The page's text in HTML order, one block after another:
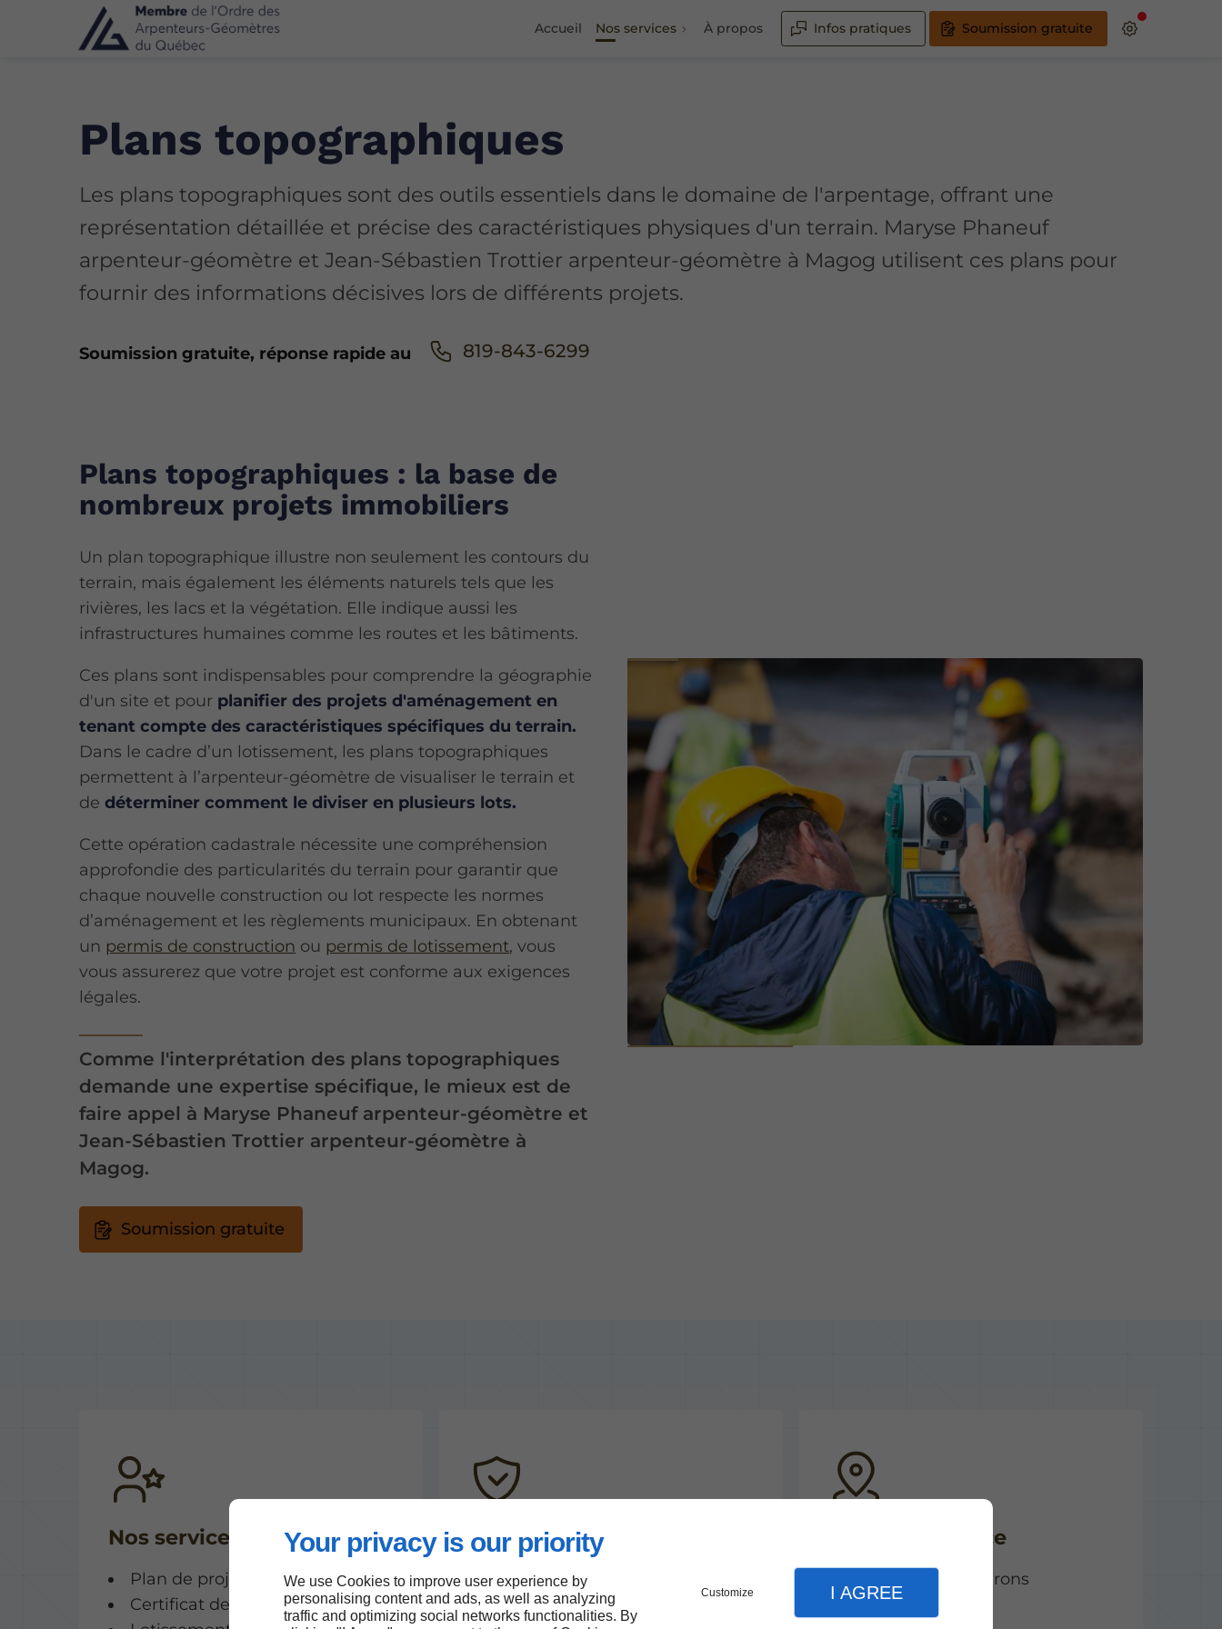
Your privacy is our priority
We use Cookies to improve user experience by
personalising content and ads, as well as analyzing
traffic and optimizing social networks functionalities. By
Customize I AGREE
Accueil Nos services À propos Infos pratiques Soumission gratuite
Plans topographiques
Les plans topographiques sont des outils essentiels dans le domaine de l'arpentage, offrant une
représentation détaillée et précise des caractéristiques physiques d'un terrain. Maryse Phaneuf
arpenteur-géomètre et Jean-Sébastien Trottier arpenteur-géomètre à Magog utilisent ces plans pour
fournir des informations décisives lors de différents projets.
Soumission gratuite, réponse rapide au 819-843-6299
Plans topographiques : la base de
nombreux projets immobiliers
Un plan topographique illustre non seulement les contours du
terrain, mais également les éléments naturels tels que les
rivières, les lacs et la végétation. Elle indique aussi les
infrastructures humaines comme les routes et les bâtiments.
Ces plans sont indispensables pour comprendre la géographie
d'un site et pour planifier des projets d'aménagement en
tenant compte des caractéristiques spécifiques du terrain.
Dans le cadre d’un lotissement, les plans topographiques
permettent à l’arpenteur-géomètre de visualiser le terrain et
dedéterminer comment le diviser en plusieurs lots.
Cette opération cadastrale nécessite une compréhension
approfondie des particularités du terrain pour garantir que
chaque nouvelle construction ou lot respecte les normes
d’aménagement et les règlements municipaux. En obtenant
un permis de construction ou permis de lotissement, vous
vous assurerez que votre projet est conforme aux exigences
légales.
Comme l'interprétation des plans topographiques
demande une expertise spécifique, le mieux est de
faire appel à Maryse Phaneuf arpenteur-géomètre et
Jean-Sébastien Trottier arpenteur-géomètre à
Magog.
Soumission gratuite
Nos services
Plan de projet - implantation
Certificat de localisation
Nos distinctions
Notoriété
Qualifications
Zones de service
Magog et les environs